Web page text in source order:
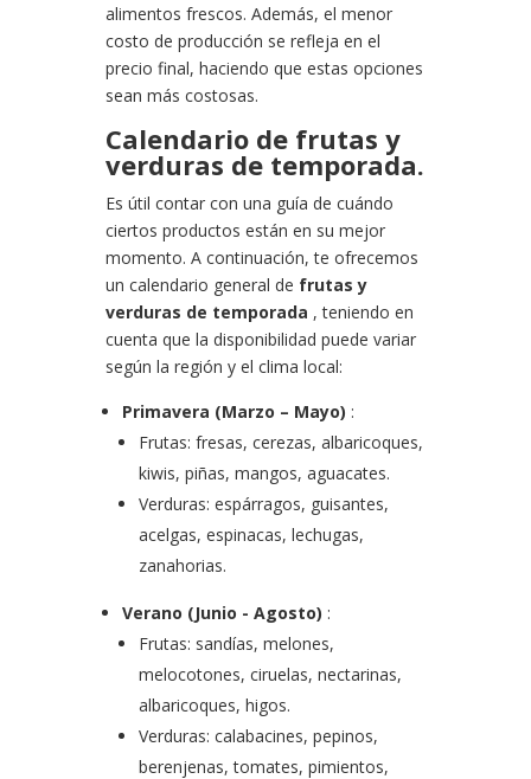
alimentos frescos. Además, el menor
costo de producción se refleja en el
precio final, haciendo que estas opciones
sean más costosas.
Calendario de frutas y
verduras de temporada.
Es útil contar con una guía de cuándo
ciertos productos están en su mejor
momento. A continuación, te ofrecemos
un calendario general de frutas y
verduras de temporada , teniendo en
cuenta que la disponibilidad puede variar
según la región y el clima local:
Primavera (Marzo – Mayo) :
Frutas: fresas, cerezas, albaricoques,
kiwis, piñas, mangos, aguacates.
Verduras: espárragos, guisantes,
acelgas, espinacas, lechugas,
zanahorias.
Verano (Junio ​​- Agosto) :
Frutas: sandías, melones,
melocotones, ciruelas, nectarinas,
albaricoques, higos.
Verduras: calabacines, pepinos,
berenjenas, tomates, pimientos,